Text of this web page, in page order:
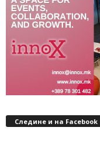
Следине и на Facebook